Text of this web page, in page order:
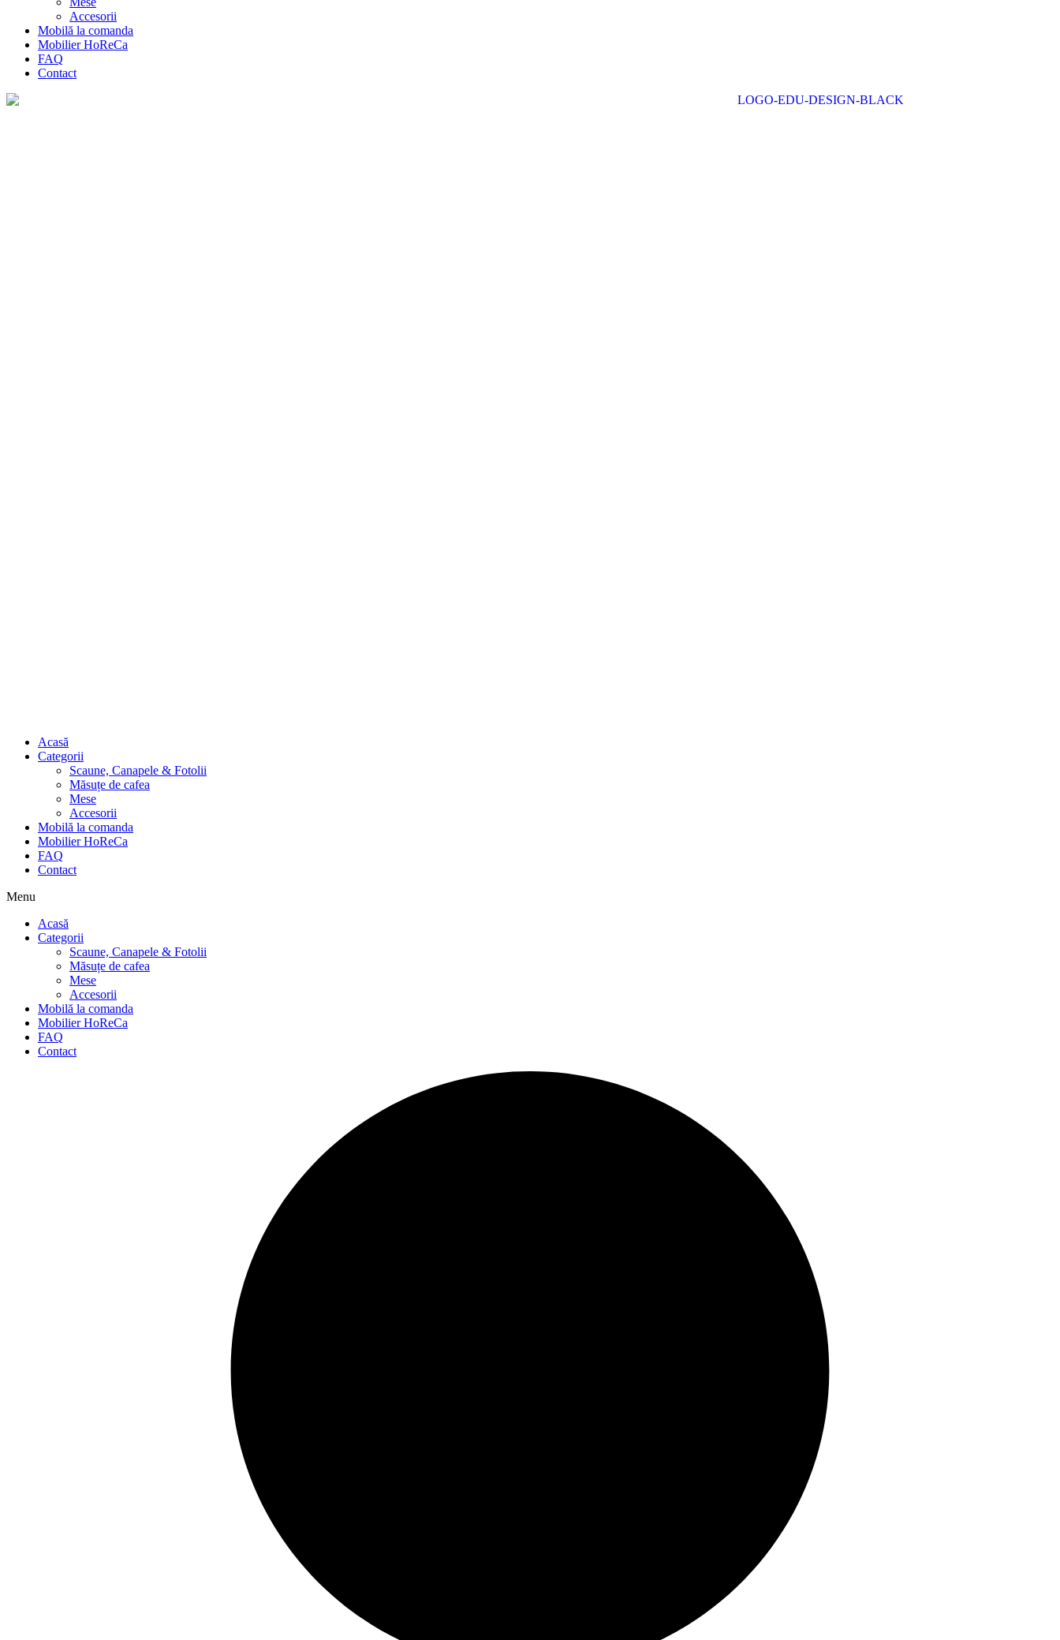
Accesorii
Mobilă la comanda
Mobilier HoReCa
FAQ
Contact
Acasă
Categorii
Scaune, Canapele & Fotolii
Măsuțe de cafea
Mese
Accesorii
Mobilă la comanda
Mobilier HoReCa
FAQ
Contact
Menu
Acasă
Categorii
Scaune, Canapele & Fotolii
Măsuțe de cafea
Mese
Accesorii
Mobilă la comanda
Mobilier HoReCa
FAQ
Contact